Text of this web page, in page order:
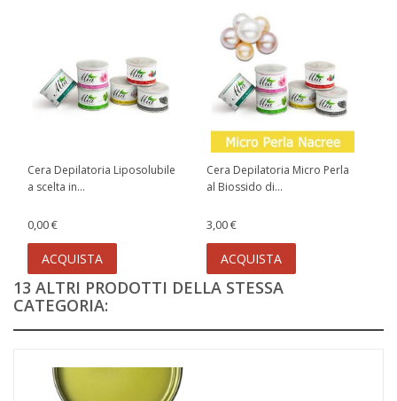
Cera Depilatoria Liposolubile
a scelta in...
0,00 €
ACQUISTA
Cera Depilatoria Micro Perla
al Biossido di...
3,00 €
ACQUISTA
13 ALTRI PRODOTTI DELLA STESSA
CATEGORIA: